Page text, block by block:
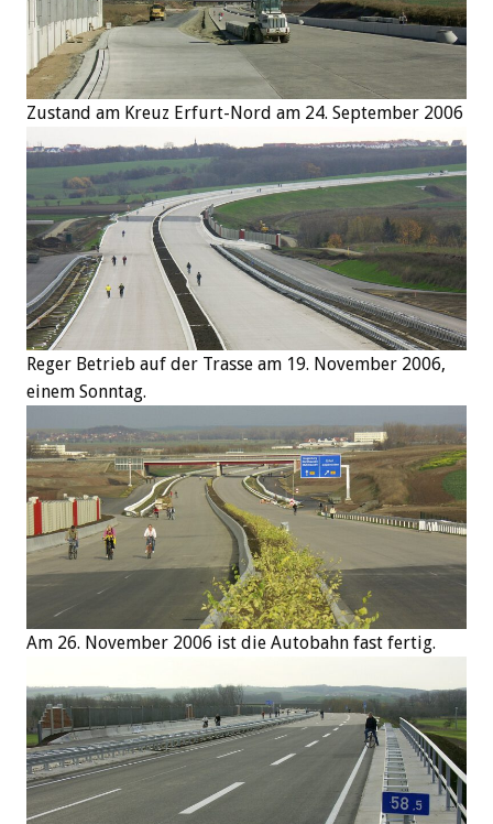
Zustand am Kreuz Erfurt-Nord am 24. September 2006
Reger Betrieb auf der Trasse am 19. November 2006,
einem Sonntag.
Am 26. November 2006 ist die Autobahn fast fertig.